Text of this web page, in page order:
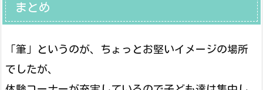
まとめ
「筆」というのが、ちょっとお堅いイメージの場所
でしたが、